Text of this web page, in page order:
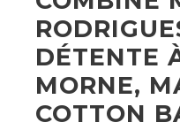
DÉTENTE
MORNE,
COTTON